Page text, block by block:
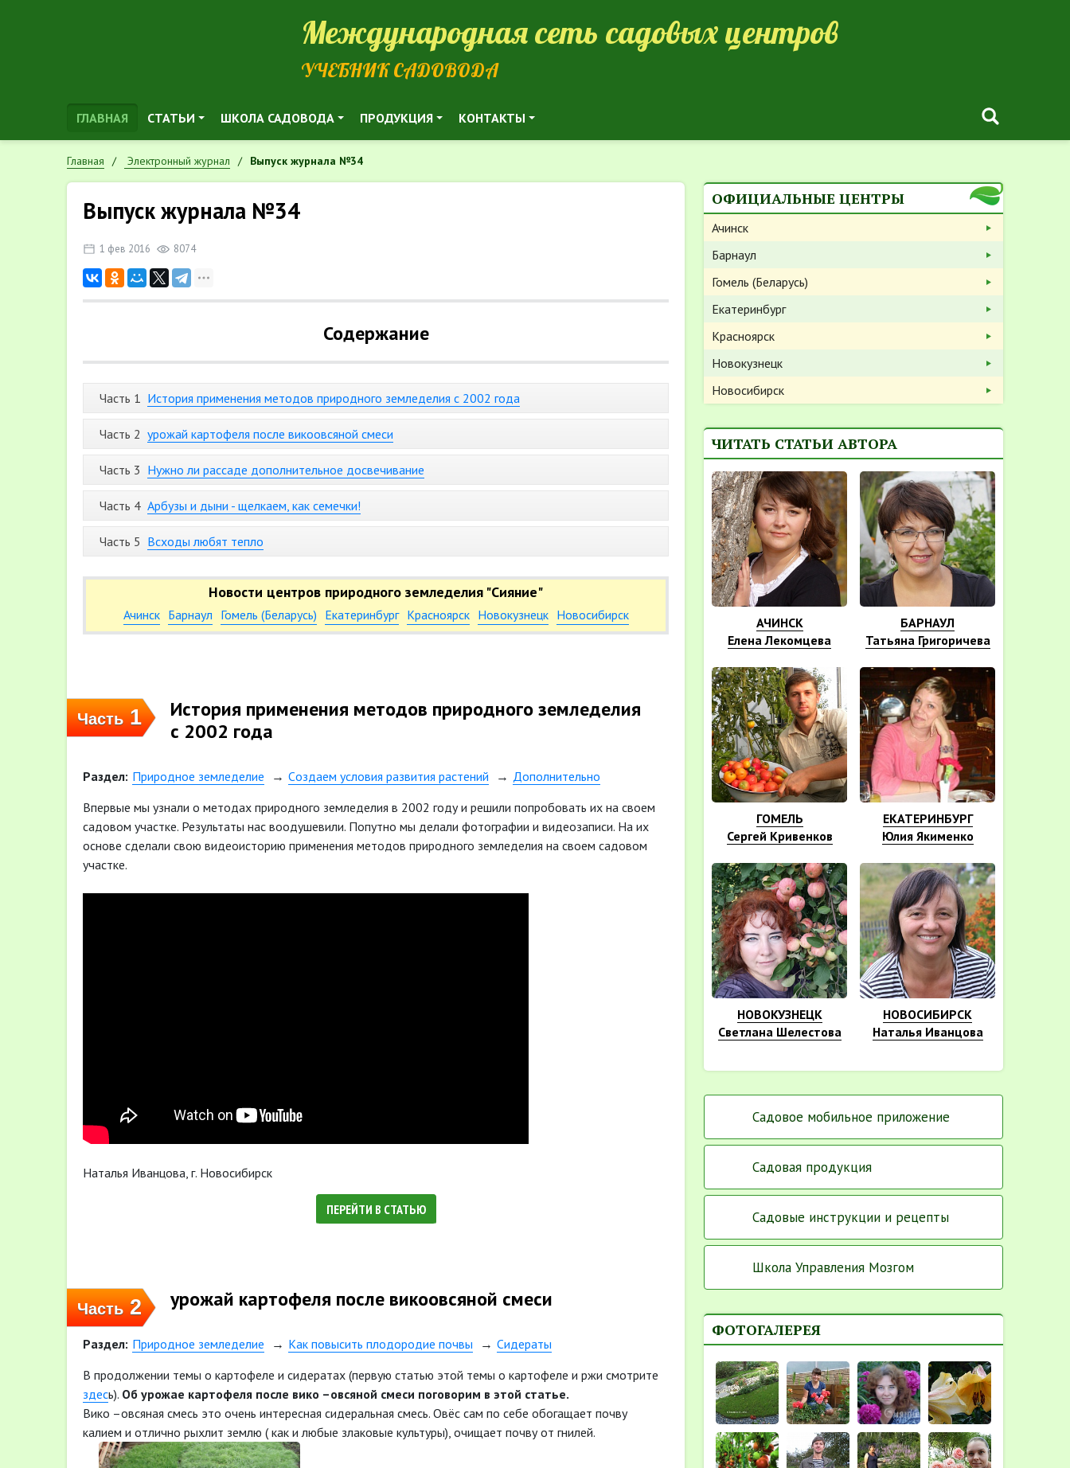
Международная сеть садовых центров
УЧЕБНИК САДОВОДА
ГЛАВНАЯ СТАТЬИ ШКОЛА САДОВОДА ПРОДУКЦИЯ КОНТАКТЫ
Главная Электронный журнал Выпуск журнала №34
Выпуск журнала №34
1 фев 2016 8074
Содержание
Часть 1 История применения методов природного земледелия с 2002 года
Часть 2 урожай картофеля после викоовсяной смеси
Часть 3 Нужно ли рассаде дополнительное досвечивание
Часть 4 Арбузы и дыни - щелкаем, как семечки!
Часть 5 Всходы любят тепло
Новости центров природного земледелия "Сияние"
Ачинск Барнаул Гомель (Беларусь) Екатеринбург Красноярск Новокузнецк Новосибирск
Часть1
История применения методов природного земледелия
с 2002 года
Раздел: Природное земледелие Cоздаем условия развития растений
Дополнительно
Впервые мы узнали о методах природного земледелия в 2002 году и решили попробовать их на своем
садовом участке. Результаты нас воодушевили. Попутно мы делали фотографии и видеозаписи. На их
основе сделали свою видеоисторию применения методов природного земледелия на своем садовом
участке.
Наталья Иванцова, г. Новосибирск
ПЕРЕЙТИ В СТАТЬЮ
Часть2 урожай картофеля после викоовсяной смеси
Раздел: Природное земледелие Как повысить плодородие почвы
Сидераты
В продолжении темы о картофеле и сидератах (первую статью этой темы о картофеле и ржи смотрите
здесь). Об урожае картофеля после вико –овсяной смеси поговорим в этой статье.
Вико –овсяная смесь это очень интересная сидеральная смесь. Овёс сам по себе обогащает почву
калием и отлично рыхлит землю ( как и любые злаковые культуры), очищает почву от гнилей.
ОФИЦИАЛЬНЫЕ ЦЕНТРЫ
Ачинск
Барнаул
Гомель (Беларусь)
Екатеринбург
Красноярск
Новокузнецк
Новосибирск
ЧИТАТЬ СТАТЬИ АВТОРА
АЧИНСК
Елена Лекомцева
БАРНАУЛ
Татьяна Григоричева
ГОМЕЛЬ
Сергей Кривенков
ЕКАТЕРИНБУРГ
Юлия Якименко
НОВОКУЗНЕЦК
Светлана Шелестова
НОВОСИБИРСК
Наталья Иванцова
Садовое мобильное приложение
Садовая продукция
Садовые инструкции и рецепты
Школа Управления Мозгом
ФОТОГАЛЕРЕЯ